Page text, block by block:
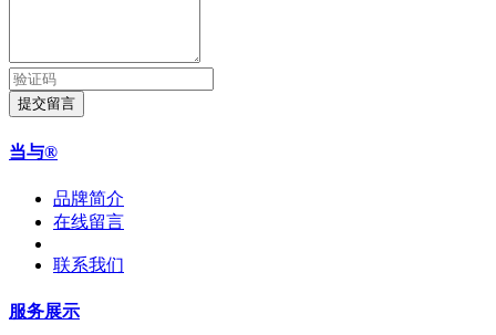
提交留言
当与®
品牌简介
在线留言
联系我们
服务展示